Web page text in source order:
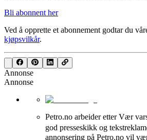
Bli abonnent her
Ved å opprette et abonnement godtar du
kjøpsvilkår.
Annonse
Annonse
Petro.no arbeider etter Vær
god presseskikk og
annonsering på Petro.no vil